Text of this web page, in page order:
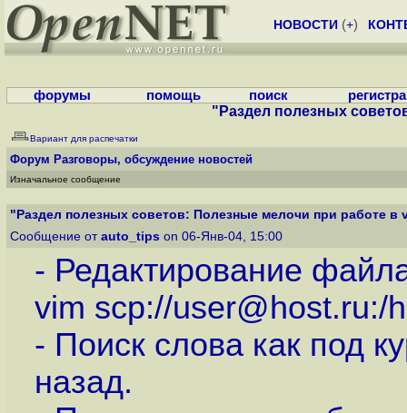
НОВОСТИ (+)
форумы помощь поиск
"Раздел полезных
Вариант для распечатки
Форум Разговоры, обсуждение новостей
Изначальное сообщение
"Раздел полезных советов: Полезные мелочи при работе в
Сообщение от auto_tips on 06-Янв-04, 15:00
- Редактирование
vim scp://user@host.ru:/
- Поиск слова как под
назад.